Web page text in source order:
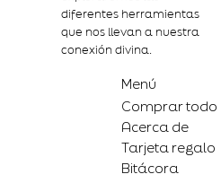
diferentes herramientas
que nos llevan a nuestra
conexión divina.
Menú
Comprar todo
Acerca de
Tarjeta regalo
Bitácora